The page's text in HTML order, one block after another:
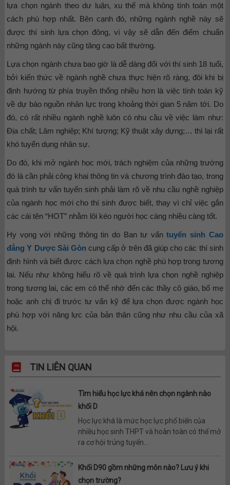
lựa chọn ngành theo dư luận, xu thế mà không tính toán một
cách phù hợp nhất. Bên cạnh đó, những ngành nghề này sẽ
được thí sinh lựa chọn đông, vì vậy sẽ dẫn đến điểm chuẩn
những ngành này cũng tăng cao bất thường.
Lựa chọn ngành chưa bao giờ là dễ dàng đối với thí sinh 18 tuổi,
bởi kiến thức về ngành nghề chưa thực hiện rõ ràng, đôi khi bị
định hướng từ phía truyền thống nhiều hơn là việc tính toán kỹ
về dự báo nguồn nhân lực trong khoảng thời gian 5 năm tới. Do
đó, có rất nhiều ngành nghề luôn có nhu cầu về việc làm như:
Địa chất; Lâm nghiệp; Khí tượng; Kỹ thuật xây dựng;… thì lại rất
khó tuyển dụng nhân sự.
Do đó, khi mở ngành học mới, trách nghiệm của những trường
đó là cần phải công khai thông tin và chương trình đào tạo, trong
quá trình tư vấn tuyển sinh phải làm rõ về nhu cầu nghề nghiệp
của ngành học mới cho thí sinh được biết, thay vì chỉ việc gắn
các cái tên “HOT” nhằm lôi kéo người học càng nhiều càng tốt.
Hy vọng với những thông tin do Ban tư vấntuyển sinh Cao
đẳng Y Dược Sài Gòn cung cấp ở trên đã giúp cho các thí sinh
định hình và biết được cách lựa chọn nghề phù hợp trong tương
lai. Nếu như không hiểu rõ về quá trình lựa chọn nghề nghiệp
trong tương lai, các em có thể nhờ đến các thầy cô giáo, bố mẹ
hoặc anh chị đi trước tư vấn kỹ để lựa chọn được ngành học
phù hợp với năng lực của bản thân cũng như nhu cầu của xã
hội.
TIN LIÊN QUAN
Tìm hiểu học lực khá nên chọn ngành nào
khối D
Học lực khá là mức học lực phổ biến của
nhiều học sinh THPT và hoàn toàn có thể mở
ra cơ hội trúng tuyển...
Khối D90 gồm những môn nào? Lưu ý khi
chọn trường?